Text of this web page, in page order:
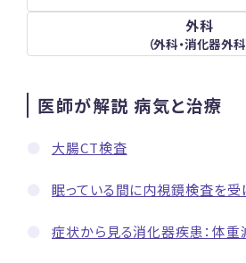
外科
（外科・消化器外科
医師が解説 病気と治療
大腸CT検査
眠っている間に内視鏡検査を受
症状から見る消化器疾患：体重